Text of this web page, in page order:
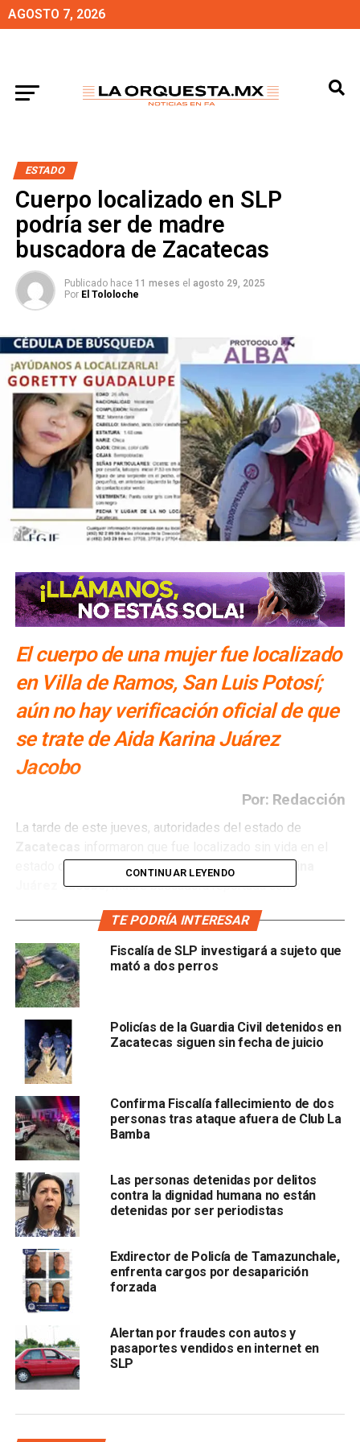
AGOSTO 7, 2026
ESTADO
Cuerpo localizado en SLP
podría ser de madre
buscadora de Zacatecas
Publicado hace 11 meses el agosto 29, 2025
Por El Tololoche
El cuerpo de una mujer fue localizado
en Villa de Ramos, San Luis Potosí;
aún no hay verificación oficial de que
se trate de Aida Karina Juárez
Jacobo
Por: Redacción
La tarde de este jueves, autoridades del estado de
estado de
San Luis Potosíel cuerpo de
Aida Karina
Juárez Jacobo, madre buscadora reportada como
Aida Karina fue vista por última vez en el municipio de
Guadalupe, Zacatecas, desde donde se desplazaba en
busca de su hija
26 años, desaparecida desde junio.
El secretario general de Gobierno de Zacatecas,Rodrigo
Reyes Mugüerza
, declaró que ya fue detenido un
presunto responsable del caso, quien fue puesto a
Estado. Asimismo, indicó que las autoridades mantienen
comunicación con instancias de
San Luis Potosí y
federalespara el seguimiento de las investigaciones.
Por su parte, la titular de laFiscalía General del Estado
de San Luis Potosí (FGE),Manuela García Cázares
afirmó que el cuerpo localizado aún
Jacobo.
La funcionaria explicó que el cuerpo corresponde a una
mujer con impactos de arma de fuego
CONTINUAR LEYENDO
TE PODRÍA INTERESAR
Fiscalía de SLP investigará a sujeto que
mató a dos perros
Policías de la Guardia Civil detenidos en
Zacatecas siguen sin fecha de juicio
Confirma Fiscalía fallecimiento de dos
personas tras ataque afuera de Club La
Bamba
Las personas detenidas por delitos
contra la dignidad humana no están
detenidas por ser periodistas
Exdirector de Policía de Tamazunchale,
enfrenta cargos por desaparición
forzada
Alertan por fraudes con autos y
pasaportes vendidos en internet en
SLP